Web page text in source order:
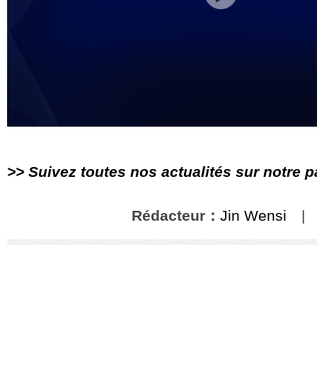
>> Suivez toutes nos actualités sur notre
Rédacteur： Jin Wensi